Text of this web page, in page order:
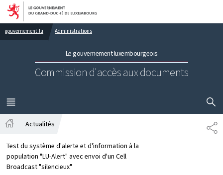
Aller au menu principal
Aller au contenu
gouvernement.lu Administrations
Le gouvernement luxembourgeois
Commission d'accès aux documents
MENU
PRINCIPAL
Actualités
Test du système d'alerte et d'information à la
population "LU-Alert" avec envoi d'un Cell
Broadcast "silencieux"